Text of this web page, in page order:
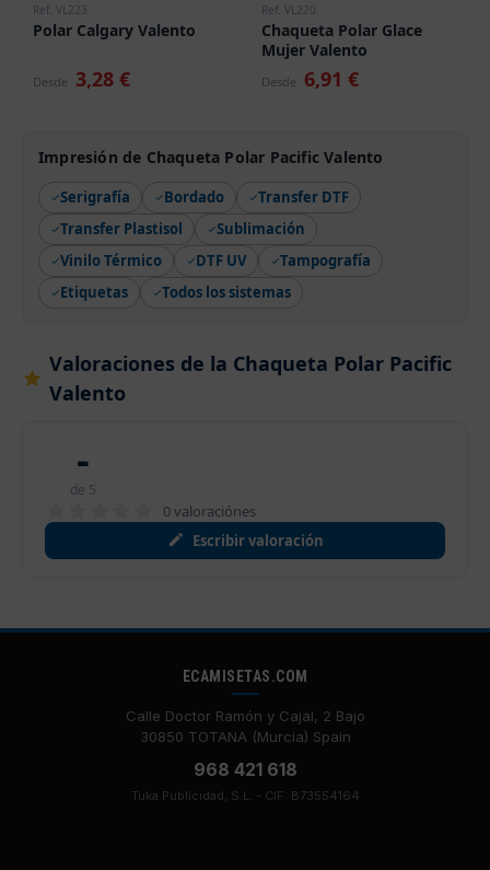
Ref. VL223
Polar Calgary Valento
Desde 3,28 €
Ref. VL220
Chaqueta Polar Glace
Mujer Valento
Desde 6,91 €
Impresión de Chaqueta Polar Pacific Valento
Serigrafía Bordado
Transfer DTF
Transfer Plastisol
Sublimación
Vinilo Térmico
DTF UV
Tampografía
Etiquetas
Todos los sistemas
Valoraciones de la Chaqueta Polar Pacific
Valento
-
de 5
0 valoraciónes
Escribir valoración
ECAMISETAS.COM
Calle Doctor Ramón y Cajal, 2 Bajo
30850 TOTANA (Murcia) Spain
968 421 618
Tuka Publicidad, S.L. - CIF: B73554164